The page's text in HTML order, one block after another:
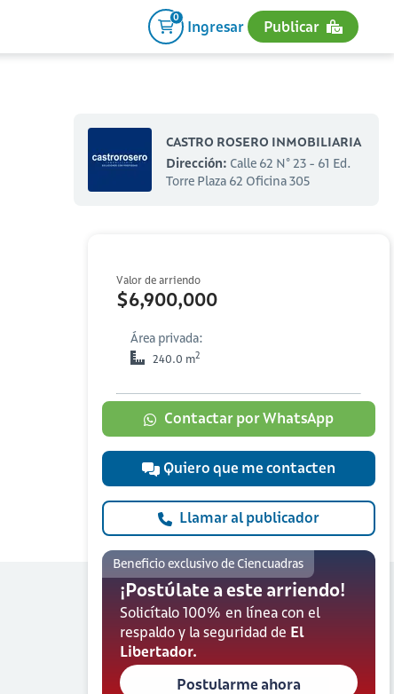
0
Ingresar Publicar
CASTRO ROSERO INMOBILIARIA
Dirección: Calle 62 N° 23 - 61 Ed.
Torre Plaza 62 Oficina 305
Valor de arriendo
$6,900,000
Área privada:
240.0 m2
Contactar por WhatsApp
Quiero que me contacten
Llamar al publicador
Beneficio exclusivo de Ciencuadras
¡Postúlate a este arriendo!
Solicítalo 100% en línea con el
respaldo y la seguridad de El
Libertador.
Postularme ahora